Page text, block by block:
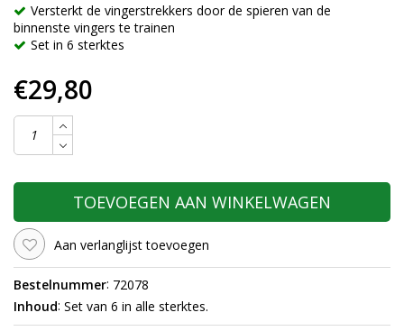
Versterkt de vingerstrekkers door de spieren van de
binnenste vingers te trainen
Set in 6 sterktes
€29,80
TOEVOEGEN AAN WINKELWAGEN
Aan verlanglijst toevoegen
Bestelnummer: 72078
Inhoud: Set van 6 in alle sterktes.